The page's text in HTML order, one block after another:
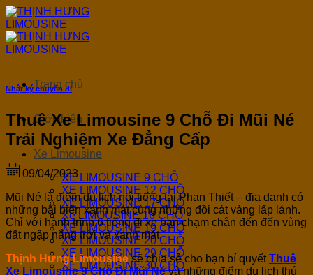
Bỏ
qua
nội
dung
Trang chủ
Giới thiệu
Xe Limousine
XE LIMOUSINE 9 CHỖ
XE LIMOUSINE 12 CHỖ
XE LIMOUSINE 17 CHỖ
Xe LIMOUSINE 16 CHỖ
XE LIMOUSINE 19 CHỖ
XE LIMOUSINE 20 CHỖ
XE LIMOUSINE 29 CHỖ
XE LIMOUSINE 30 CHỖ
Nhật ký chuyến đi
Thuê Xe Limousine 9 Chỗ Đi Mũi Né
Trải Nghiệm Xe Đẳng Cấp
09/04/2023
Mũi Né là điểm du lịch nổi tiếng tại Phan Thiết – địa danh có
những bãi biển xanh mát cùng những đồi cát vàng lấp lánh.
Chỉ với hành trình 6 tiếng đi xe bạn chạm chân đến đến vùng
đất ngập nắng trời và xanh mát.
Thịnh Hưng Limousinesẽ chia sẻ cho bạn bí quyếtThuê
Xe Limousine 9 Chỗ Đi Mũi Névà những điểm du lịch thú